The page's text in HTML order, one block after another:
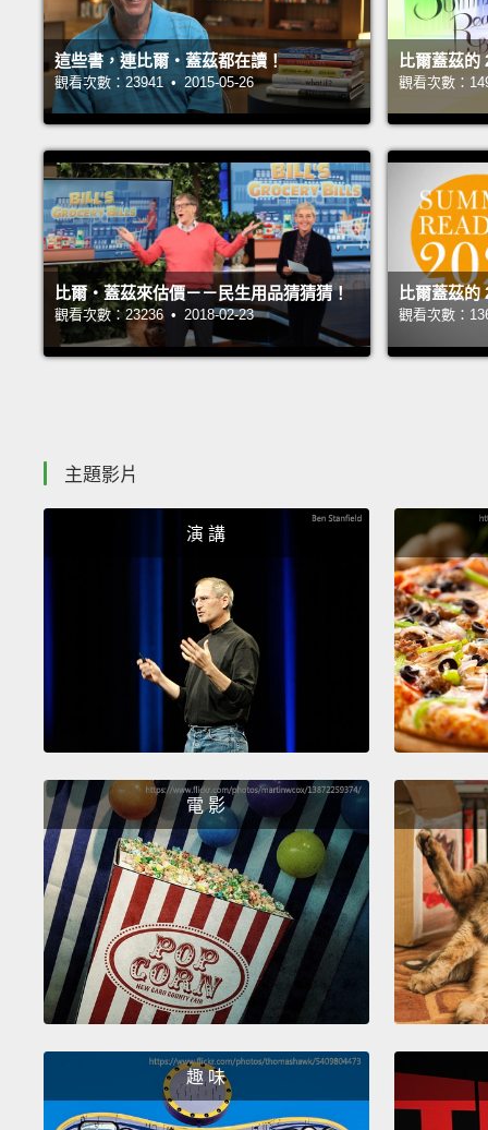
這些書，連比爾‧蓋茲都在讀！
觀看次數：23941 • 2015-05-26
比爾蓋茲的
觀看次數：
比爾‧蓋茲來估價－－民生用品猜猜猜！
觀看次數：23236 • 2018-02-23
比爾蓋茲的
觀看次數：
主題影片
演 講
電 影
趣 味